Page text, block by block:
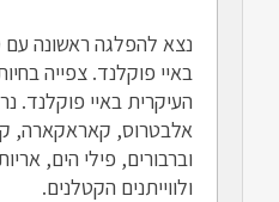
נצא להפלגה ראשונה עם
באיי פוקלנד. צפייה
העיקרית באיי פוקלנד.
אלבטרוס, קאראקארה,
וברבורים, פילי הים,
ולווייתנים הקטלנים.